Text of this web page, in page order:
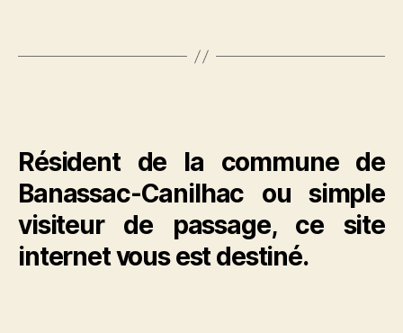
Résident de la commune de
Banassac-Canilhac ou simple
visiteur de passage, ce site
internet vous est destiné.